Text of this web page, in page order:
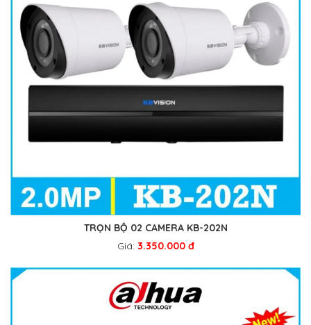
TRỌN BỘ 02 CAMERA KB-202N
Giá: 3.350.000 đ